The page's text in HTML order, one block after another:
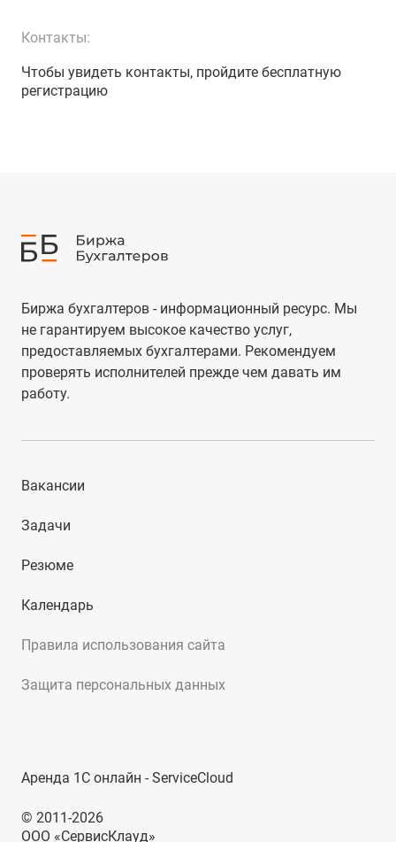
Контакты:
Чтобы увидеть контакты, пройдите бесплатную
регистрацию
Биржа бухгалтеров - информационный ресурс. Мы
не гарантируем высокое качество услуг,
предоставляемых бухгалтерами. Рекомендуем
проверять исполнителей прежде чем давать им
работу.
Правила использования сайта
Защита персональных данных
Вакансии
Задачи
Резюме
Календарь
Аренда 1С онлайн - ServiceCloud
© 2011-2026
ООО «СервисКлауд»